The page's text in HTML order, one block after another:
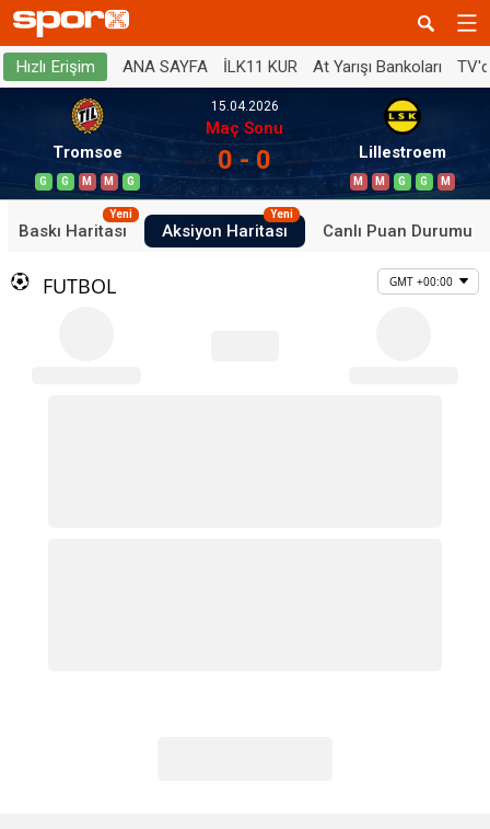
Hızlı Erişim ANA SAYFA İLK11 KUR At Yarışı Bankoları
Tromsoe
G G M M G
15.04.2026
Maç Sonu
0 - 0 Lillestroem
M M G G M
Baskı Haritası
Yeni
Aksiyon Haritası
Yeni
Canlı Puan Durumu
FUTBOL GMT +00:00